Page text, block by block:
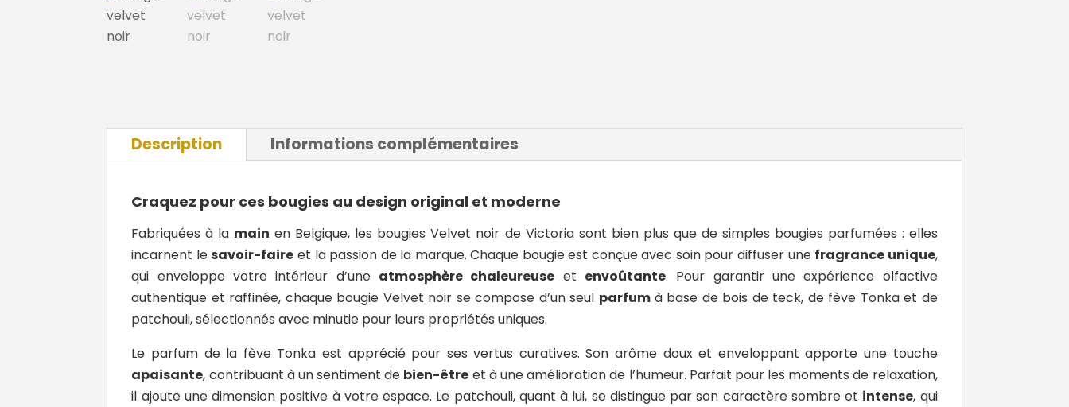
Description Informations complémentaires
Craquez pour ces bougies au design original et moderne
Fabriquées à la main en Belgique, les bougies Velvet noir de Victoria sont bien plus que de simples bougies parfumées : elles
incarnent lesavoir-faire et la passion de la marque. Chaque bougie est conçue avec soin pour diffuser une fragrance unique,
qui enveloppe votre intérieur d’une atmosphère chaleureuse et envoûtante. Pour garantir une expérience olfactive
authentique et raffinée, chaque bougie Velvet noir se compose d’un seul parfumà base de bois de teck, de fève Tonka et de
patchouli, sélectionnés avec minutie pour leurs propriétés uniques.
Le parfum de la fève Tonka est apprécié pour ses vertus curatives. Son arôme doux et enveloppant apporte une touche
apaisante, contribuant à un sentiment de bien-être et à une amélioration de l’humeur. Parfait pour les moments de relaxation,
il ajoute une dimension positive à votre espace. Le patchouli, quant à lui, se distingue par son caractère sombre et intense, qui